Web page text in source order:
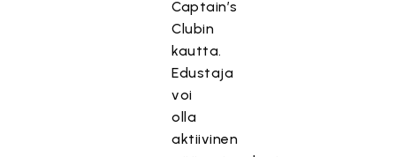
Captain’s
Clubin
kautta.
Edustaja
voi
olla
aktiivinen